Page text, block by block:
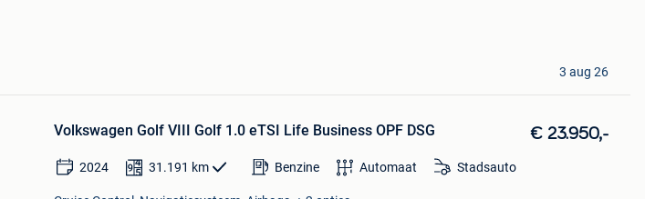
3 aug 26
Volkswagen Golf VIII Golf 1.0 eTSI Life Business OPF DSG € 23.950,-
2024 31.191 km Benzine Automaat Stadsauto